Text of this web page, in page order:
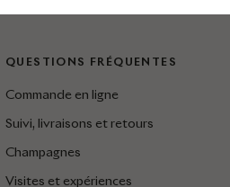
QUESTIONS FRÉQUENTES
Commande en ligne
Suivi, livraisons et retours
Champagnes
Visites et expériences